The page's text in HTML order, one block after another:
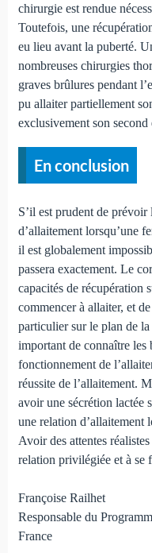
chirurgie est rendue
Toutefois, une
eu lieu avant la puberté.
nombreuses chirurgies
graves brûlures pendant
pu allaiter partiellement
exclusivement son second
En conclusion
S’il est prudent de
d’allaitement lorsqu’une
il est globalement
passera exactement. Le
capacités de récupération
commencer à allaiter, et
particulier sur le plan de
important de connaître les
fonctionnement de
réussite de l’allaitement.
avoir une sécrétion lactée
une relation d’allaitement
Avoir des attentes
relation privilégiée et à se
Françoise Railhet
Responsable du
France